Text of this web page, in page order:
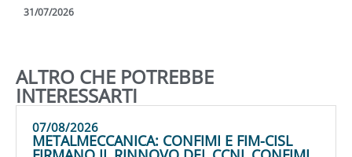
31/07/2026
ALTRO CHE POTREBBE
INTERESSARTI
07/08/2026
METALMECCANICA: CONFIMI E FIM-CISL